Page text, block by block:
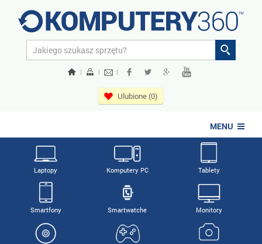
| | |
Ulubione (0)
MENU
Laptopy Komputery PC Tablety
Smartfony Smartwatche Monitory